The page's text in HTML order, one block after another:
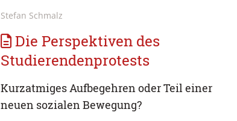
Stefan Schmalz
Die Perspektiven des
Studierendenprotests
Kurzatmiges Aufbegehren oder Teil einer
neuen sozialen Bewegung?